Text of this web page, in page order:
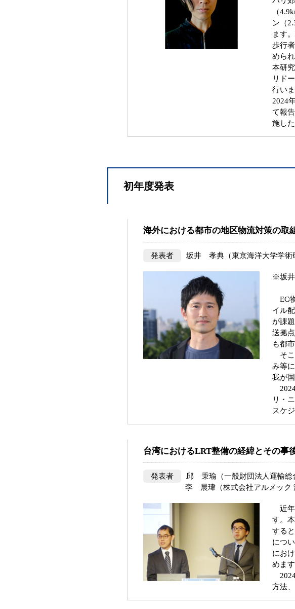
（
ン（
ます
歩行
めら
本研
リド
行いま
2024
て報
施し
初年度発表
海外における都市の地区物流対策の取
発表者 坂井 孝典（東京海洋大学学術
※坂井
EC
イル
が課
送拠
も都
そこ
み等
我が
2024
リ・
スケ
台湾におけるLRT整備の経緯とその事
発表者
邱 秉瑜（一般財団法人運輸総
李 晨瑋（株式会社アルメック 海外
近年
す。
する
につ
にお
めます
2024
方法